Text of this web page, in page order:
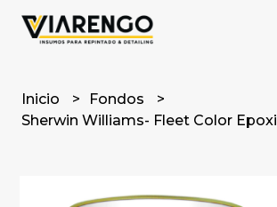
Inicio
Fondos
Sherwin Williams- Fleet Color Epoxi